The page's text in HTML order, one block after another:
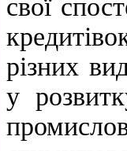
свої
різних
у